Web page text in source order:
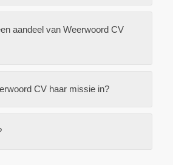
aandeel van Weerwoord CV
CV haar missie in?